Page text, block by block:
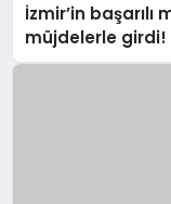
İzmir’in başarılı
müjdelerle girdi!